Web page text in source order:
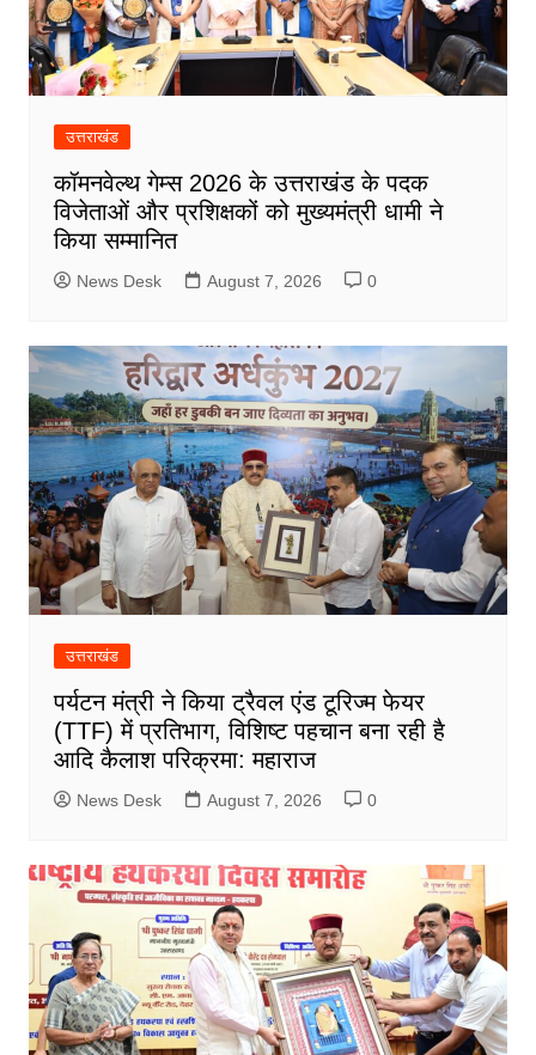
उत्तराखंड
कॉमनवेल्थ गेम्स 2026 के उत्तराखंड के पदक
विजेताओं और प्रशिक्षकों को मुख्यमंत्री धामी ने
किया सम्मानित
News Desk August 7, 2026 0
उत्तराखंड
पर्यटन मंत्री ने किया ट्रैवल एंड टूरिज्म फेयर
(TTF) में प्रतिभाग, विशिष्ट पहचान बना रही है
आदि कैलाश परिक्रमा: महाराज
News Desk August 7, 2026 0